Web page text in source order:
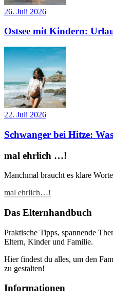
26. Juli 2026
Ostsee mit Kindern:
22. Juli 2026
Schwanger bei Hitze:
mal ehrlich …!
Manchmal braucht es klare
mal ehrlich…!
Das Elternhandbuch
Praktische Tipps, spannende
Eltern, Kinder und Familie.
Hier findest du alles, um den
zu gestalten!
Informationen